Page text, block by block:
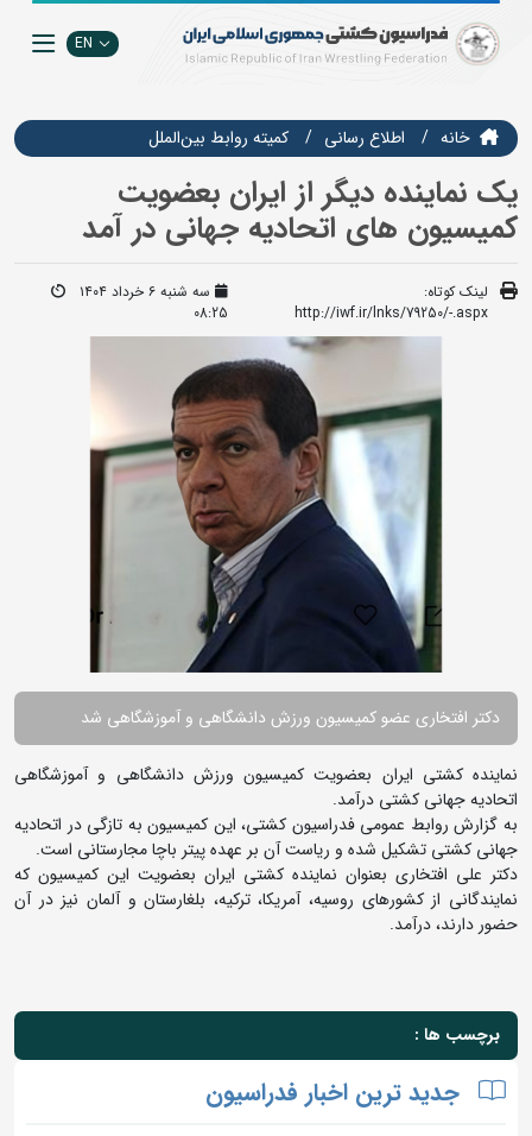
EN
خانه اطلاع رسانی كميته روابط بين‌الملل
یک نماینده دیگر از ایران بعضویت
کمیسیون های اتحادیه جهانی در آمد
لینک کوتاه:
http://iwf.ir/lnks/79250/-.aspx
سه شنبه ۶ خرداد ۱۴۰۴
08:25
دکتر افتخاری عضو کمیسیون ورزش دانشگاهی و آموزشگاهی شد
نماینده کشتی ایران بعضویت کمیسیون ورزش دانشگاهی و آموزشگاهی
اتحادیه جهانی کشتی درآمد.
به گزارش روابط عمومی فدراسیون کشتی، این کمیسیون به تازگی در اتحادیه
جهانی کشتی تشکیل شده و ریاست آن بر عهده پیتر باچا مجارستانی است.
دکتر علی افتخاری بعنوان نماینده کشتی ایران بعضویت این کمیسیون که
نمایندگانی از کشورهای روسیه، آمریکا، ترکیه، بلغارستان و آلمان نیز در آن
حضور دارند، درآمد.
برچسب ها :
جدید ترین اخبار فدراسیون